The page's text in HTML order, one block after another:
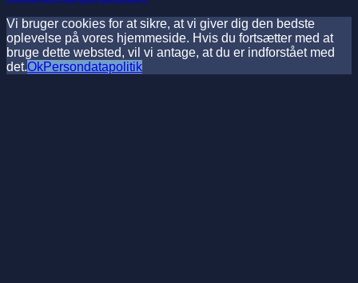
Vi bruger cookies for at sikre, at vi giver dig den bedste
oplevelse på vores hjemmeside. Hvis du fortsætter med at
bruge dette websted, vil vi antage, at du er indforstået med
det.OkPersondatapolitik